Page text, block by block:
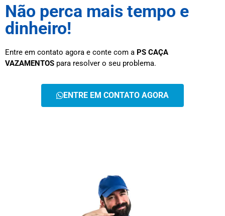
Não perca mais tempo e
dinheiro!
Entre em contato agora e conte com a PS CAÇA
VAZAMENTOS para resolver o seu problema.
ENTRE EM CONTATO AGORA